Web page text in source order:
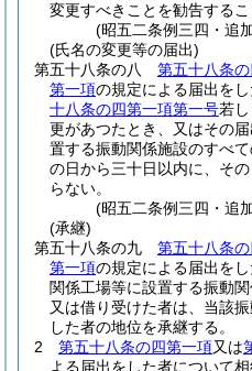
変更すべきことを勧告するこ
(昭五二条例三四・追
(氏名の変更等の届出)
第五十八条の八
第五十八条
第一項の規定による届出を
十八条の四第一項第一号若
更があつたとき、又はその
置する振動関係施設のすべ
の日から三十日以内に、そ
らない。
(昭五二条例三四・追
(承継)
第五十八条の九
第五十八条
第一項の規定による届出を
関係工場等に設置する振動
又は借り受けた者は、当該
した者の地位を承継する。
2
第五十八条の四第一項又は
よる届出をした者について